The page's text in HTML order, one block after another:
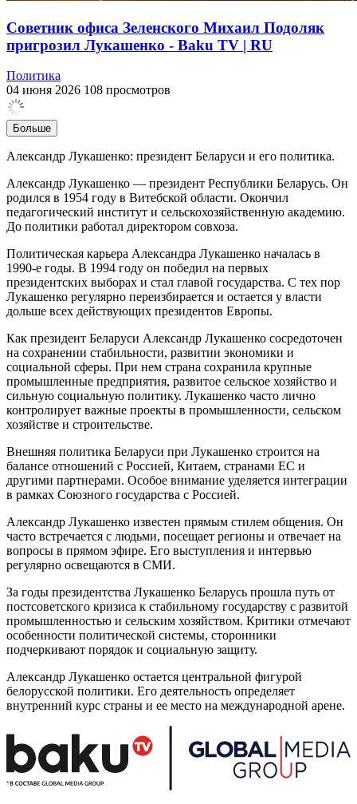
Советник офиса Зеленского Михаил Подоляк
пригрозил Лукашенко - Baku TV | RU
Политика
04 июня 2026 108 просмотров
Больше
Александр Лукашенко: президент Беларуси и его политика.
Александр Лукашенко — президент Республики Беларусь. Он
родился в 1954 году в Витебской области. Окончил
педагогический институт и сельскохозяйственную академию.
До политики работал директором совхоза.
Политическая карьера Александра Лукашенко началась в
1990-е годы. В 1994 году он победил на первых
президентских выборах и стал главой государства. С тех пор
Лукашенко регулярно переизбирается и остается у власти
дольше всех действующих президентов Европы.
Как президент Беларуси Александр Лукашенко сосредоточен
на сохранении стабильности, развитии экономики и
социальной сферы. При нем страна сохранила крупные
промышленные предприятия, развитое сельское хозяйство и
сильную социальную политику. Лукашенко часто лично
контролирует важные проекты в промышленности, сельском
хозяйстве и строительстве.
Внешняя политика Беларуси при Лукашенко строится на
балансе отношений с Россией, Китаем, странами ЕС и
другими партнерами. Особое внимание уделяется интеграции
в рамках Союзного государства с Россией.
Александр Лукашенко известен прямым стилем общения. Он
часто встречается с людьми, посещает регионы и отвечает на
вопросы в прямом эфире. Его выступления и интервью
регулярно освещаются в СМИ.
За годы президентства Лукашенко Беларусь прошла путь от
постсоветского кризиса к стабильному государству с развитой
промышленностью и сельским хозяйством. Критики отмечают
особенности политической системы, сторонники
подчеркивают порядок и социальную защиту.
Александр Лукашенко остается центральной фигурой
белорусской политики. Его деятельность определяет
внутренний курс страны и ее место на международной арене.